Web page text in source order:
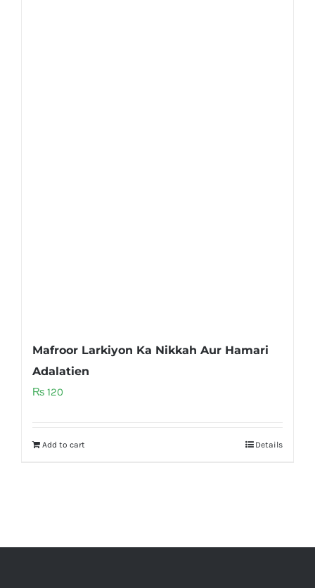
Mafroor Larkiyon Ka Nikkah Aur Hamari
Adalatien
₨ 120
Add to cart Details